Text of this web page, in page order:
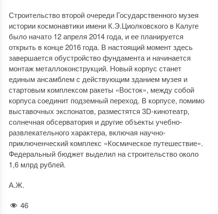
Строительство второй очереди Государственного музея
истории космонавтики имени К.Э.Циолковского в Калуге
было начато 12 апреля 2014 года, и ее планируется
открыть в конце 2016 года. В настоящий момент здесь
завершается обустройство фундамента и начинается
монтаж металлоконструкций. Новый корпус станет
единым ансамблем с действующим зданием музея и
стартовым комплексом ракеты «Восток», между собой
корпуса соединит подземный переход. В корпусе, помимо
выставочных экспонатов, разместятся 3D-кинотеатр,
солнечная обсерватория и другие объекты учебно-
развлекательного характера, включая научно-
приключенческий комплекс «Космическое путешествие».
Федеральный бюджет выделил на строительство около
1,6 млрд рублей.
А.Ж.
46